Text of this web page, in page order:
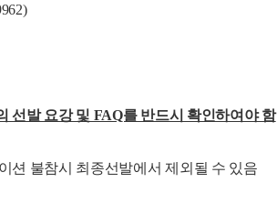
선발 요강 및 FAQ를 반드시 확인하여야 함
션 불참시 최종선발에서 제외될 수 있음